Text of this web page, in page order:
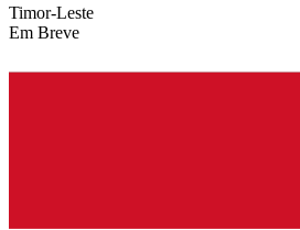
Timor-Leste
Em Breve